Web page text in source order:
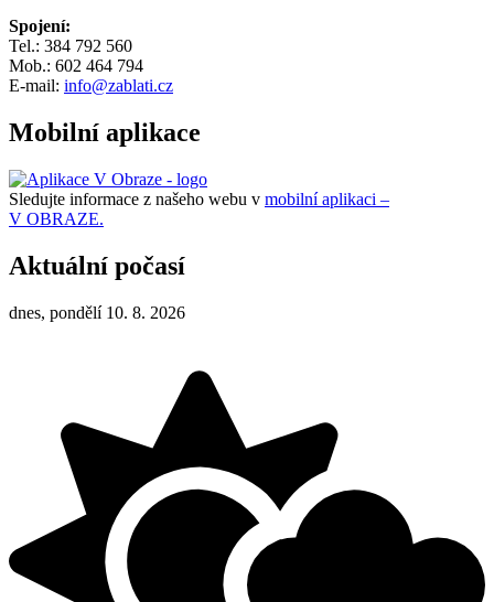
Spojení:
Tel.: 384 792 560
Mob.: 602 464 794
E-mail: info@zablati.cz
Mobilní aplikace
Sledujte informace z našeho webu v mobilní aplikaci –
V OBRAZE.
Aktuální počasí
dnes, pondělí 10. 8. 2026